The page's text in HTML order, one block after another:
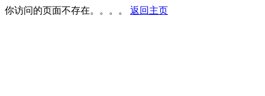
你访问的页面不存在。。。。 返回主页